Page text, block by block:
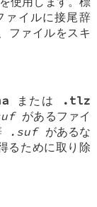
ァイルに接尾辞
ファイルをスキ
または
.tlz
があるファイ
.sufがあるな
るために取り除